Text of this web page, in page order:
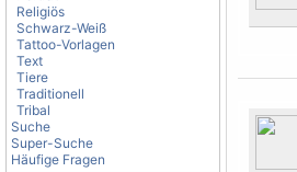
Religiös
Schwarz-Weiß
Tattoo-Vorlagen
Text
Tiere
Traditionell
Tribal
Suche
Super-Suche
Häufige Fragen